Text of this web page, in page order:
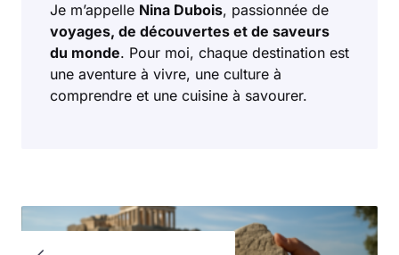
Je m’appelle Nina Dubois, passionnée de
voyages, de découvertes et de saveurs
du monde. Pour moi, chaque destination est
une aventure à vivre, une culture à
comprendre et une cuisine à savourer.